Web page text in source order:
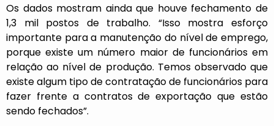
Os dados mostram ainda que houve fechamento de
1,3 mil postos de trabalho. “Isso mostra esforço
importante para a manutenção do nível de emprego,
porque existe um número maior de funcionários em
relação ao nível de produção. Temos observado que
existe algum tipo de contratação de funcionários para
fazer frente a contratos de exportação que estão
sendo fechados”.